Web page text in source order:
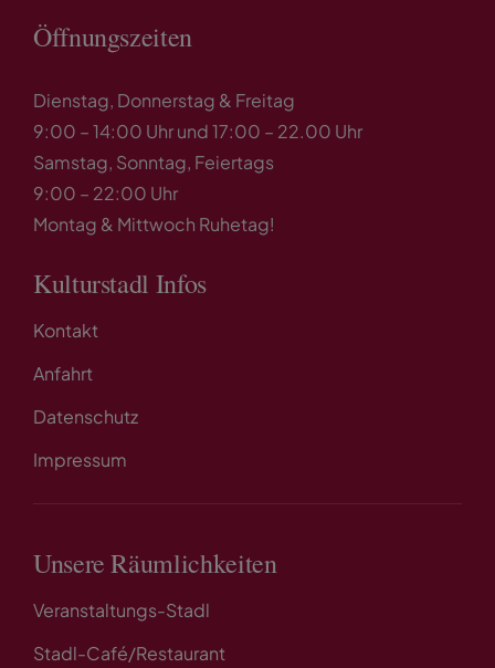
Öffnungszeiten
Dienstag, Donnerstag & Freitag
9:00 – 14:00 Uhr und 17:00 – 22.00 Uhr
Samstag, Sonntag, Feiertags
9:00 – 22:00 Uhr
Montag & Mittwoch Ruhetag!
Kulturstadl Infos
Kontakt
Anfahrt
Datenschutz
Impressum
Unsere Räumlichkeiten
Veranstaltungs-Stadl
Stadl-Café/Restaurant